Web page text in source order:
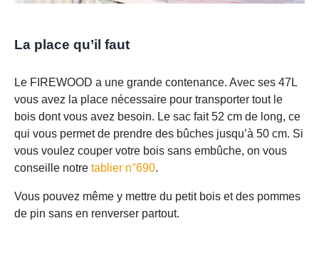
La place qu’il faut
Le FIREWOOD a une grande contenance. Avec ses 47L
vous avez la place nécessaire pour transporter tout le
bois dont vous avez besoin. Le sac fait 52 cm de long, ce
qui vous permet de prendre des bûches jusqu’à 50 cm. Si
vous voulez couper votre bois sans embûche, on vous
conseille notre tablier n°690.
Vous pouvez même y mettre du petit bois et des pommes
de pin sans en renverser partout.